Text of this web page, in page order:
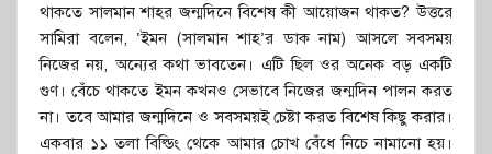
থাকতে সালমান শাহর জন্মদিনে বিশেষ কী আয়োজন থাকত? উত্তরে
সামিরা বলেন, ‘ইমন (সালমান শাহ’র ডাক নাম) আসলে সবসময়
নিজের নয়, অন্যের কথা ভাবতেন। এটি ছিল ওর অনেক বড় একটি
গুণ। বেঁচে থাকতে ইমন কখনও সেভাবে নিজের জন্মদিন পালন করত
না। তবে আমার জন্মদিনে ও সবসময়ই চেষ্টা করত বিশেষ কিছু করার।
একবার ১১ তলা বিল্ডিং থেকে আমার চোখ বেঁধে নিচে নামানো হয়।